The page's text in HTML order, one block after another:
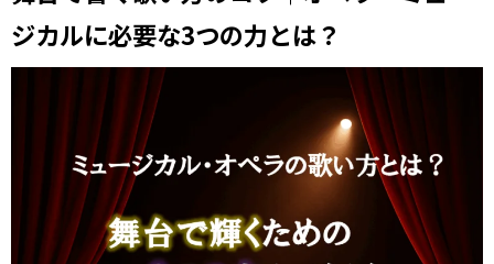
ジカルに必要な3つの力とは？